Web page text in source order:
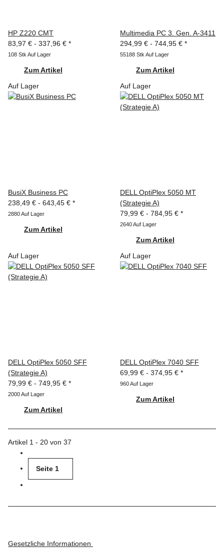
HP Z220 CMT
83,97 € - 337,96 € *
108 Stk Auf Lager
Zum Artikel
Multimedia PC 3. Gen. A-3411
294,99 € - 744,95 € *
55188 Stk Auf Lager
Zum Artikel
Auf Lager
BusiX Business PC
238,49 € - 643,45 € *
2880 Auf Lager
Zum Artikel
Auf Lager
DELL OptiPlex 5050 MT
(Strategie A)
79,99 € - 784,95 € *
2640 Auf Lager
Zum Artikel
Auf Lager
DELL OptiPlex 5050 SFF
(Strategie A)
79,99 € - 749,95 € *
2000 Auf Lager
Zum Artikel
Auf Lager
DELL OptiPlex 7040 SFF
69,99 € - 374,95 € *
960 Auf Lager
Zum Artikel
Artikel 1 - 20 von 37
Seite 1
Gesetzliche Informationen